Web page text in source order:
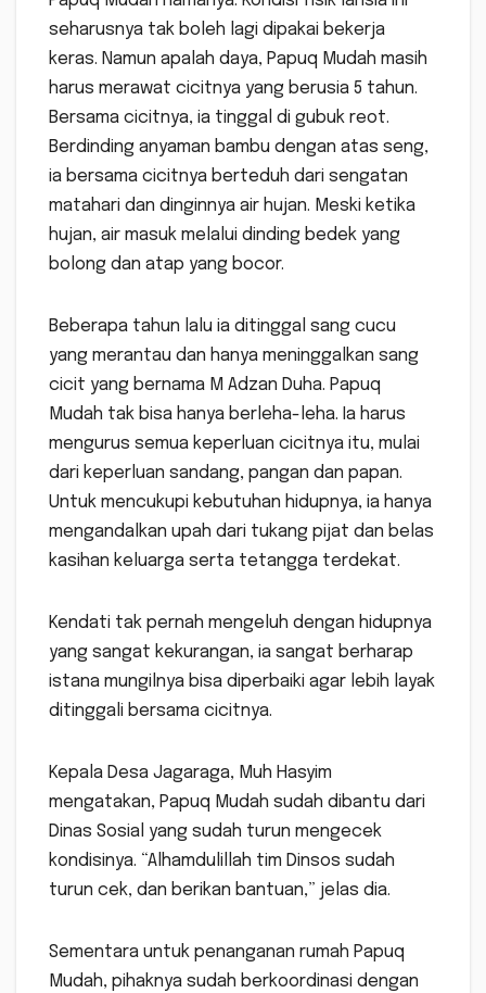
seharusnya tak boleh lagi dipakai bekerja
keras. Namun apalah daya, Papuq Mudah masih
harus merawat cicitnya yang berusia 5 tahun.
Bersama cicitnya, ia tinggal di gubuk reot.
Berdinding anyaman bambu dengan atas seng,
ia bersama cicitnya berteduh dari sengatan
matahari dan dinginnya air hujan. Meski ketika
hujan, air masuk melalui dinding bedek yang
bolong dan atap yang bocor.
Beberapa tahun lalu ia ditinggal sang cucu
yang merantau dan hanya meninggalkan sang
cicit yang bernama M Adzan Duha. Papuq
Mudah tak bisa hanya berleha-leha. Ia harus
mengurus semua keperluan cicitnya itu, mulai
dari keperluan sandang, pangan dan papan.
Untuk mencukupi kebutuhan hidupnya, ia hanya
mengandalkan upah dari tukang pijat dan belas
kasihan keluarga serta tetangga terdekat.
Kendati tak pernah mengeluh dengan hidupnya
yang sangat kekurangan, ia sangat berharap
istana mungilnya bisa diperbaiki agar lebih layak
ditinggali bersama cicitnya.
Kepala Desa Jagaraga, Muh Hasyim
mengatakan, Papuq Mudah sudah dibantu dari
Dinas Sosial yang sudah turun mengecek
kondisinya. “Alhamdulillah tim Dinsos sudah
turun cek, dan berikan bantuan,” jelas dia.
Sementara untuk penanganan rumah Papuq
Mudah, pihaknya sudah berkoordinasi dengan